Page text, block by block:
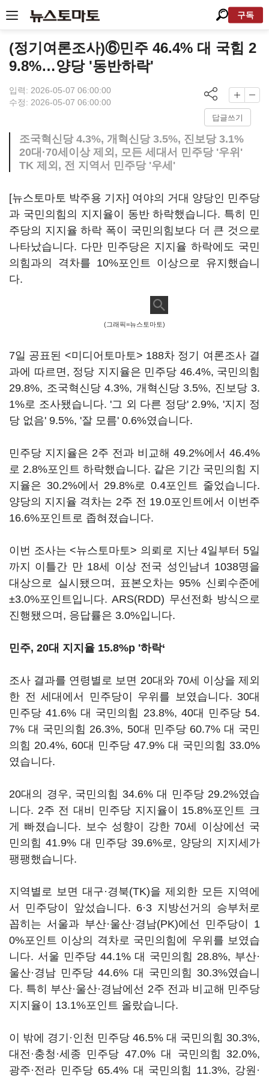
구독
(정기여론조사)⑥민주 46.4% 대 국힘 2
9.8%…양당 '동반하락'
입력: 2026-05-07 06:00:00
수정: 2026-05-07 06:00:00
답글쓰기
조국혁신당 4.3%, 개혁신당 3.5%, 진보당 3.1%
20대·70세이상 제외, 모든 세대서 민주당 '우위'
TK 제외, 전 지역서 민주당 '우세'
[뉴스토마토 박주용 기자] 여야의 거대 양당인 민주당
과 국민의힘의 지지율이 동반 하락했습니다. 특히 민
주당의 지지율 하락 폭이 국민의힘보다 더 큰 것으로
나타났습니다. 다만 민주당은 지지율 하락에도 국민
의힘과의 격차를 10%포인트 이상으로 유지했습니
다.
(그래픽=뉴스토마토)
7일 공표된 <미디어토마토> 188차 정기 여론조사 결
과에 따르면, 정당 지지율은 민주당 46.4%, 국민의힘
29.8%, 조국혁신당 4.3%, 개혁신당 3.5%, 진보당 3.
1%로 조사됐습니다. '그 외 다른 정당' 2.9%, '지지 정
당 없음' 9.5%, '잘 모름' 0.6%였습니다.
민주당 지지율은 2주 전과 비교해 49.2%에서 46.4%
로 2.8%포인트 하락했습니다. 같은 기간 국민의힘 지
지율은 30.2%에서 29.8%로 0.4포인트 줄었습니다.
양당의 지지율 격차는 2주 전 19.0포인트에서 이번주
16.6%포인트로 좁혀졌습니다.
이번 조사는 <뉴스토마토> 의뢰로 지난 4일부터 5일
까지 이틀간 만 18세 이상 전국 성인남녀 1038명을
대상으로 실시됐으며, 표본오차는 95% 신뢰수준에
±3.0%포인트입니다. ARS(RDD) 무선전화 방식으로
진행됐으며, 응답률은 3.0%입니다.
민주, 20대 지지율 15.8%p '하락‘
조사 결과를 연령별로 보면 20대와 70세 이상을 제외
한 전 세대에서 민주당이 우위를 보였습니다. 30대
민주당 41.6% 대 국민의힘 23.8%, 40대 민주당 54.
7% 대 국민의힘 26.3%, 50대 민주당 60.7% 대 국민
의힘 20.4%, 60대 민주당 47.9% 대 국민의힘 33.0%
였습니다.
20대의 경우, 국민의힘 34.6% 대 민주당 29.2%였습
니다. 2주 전 대비 민주당 지지율이 15.8%포인트 크
게 빠졌습니다. 보수 성향이 강한 70세 이상에선 국
민의힘 41.9% 대 민주당 39.6%로, 양당의 지지세가
팽팽했습니다.
지역별로 보면 대구·경북(TK)을 제외한 모든 지역에
서 민주당이 앞섰습니다. 6·3 지방선거의 승부처로
꼽히는 서울과 부산·울산·경남(PK)에선 민주당이 1
0%포인트 이상의 격차로 국민의힘에 우위를 보였습
니다. 서울 민주당 44.1% 대 국민의힘 28.8%, 부산·
울산·경남 민주당 44.6% 대 국민의힘 30.3%였습니
다. 특히 부산·울산·경남에선 2주 전과 비교해 민주당
지지율이 13.1%포인트 올랐습니다.
이 밖에 경기·인천 민주당 46.5% 대 국민의힘 30.3%,
대전·충청·세종 민주당 47.0% 대 국민의힘 32.0%,
광주·전라 민주당 65.4% 대 국민의힘 11.3%, 강원·